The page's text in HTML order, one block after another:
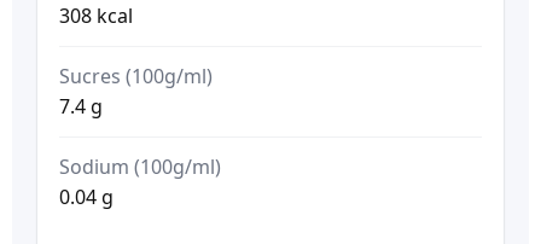
308 kcal
Sucres (100g/ml)
7.4 g
Sodium (100g/ml)
0.04 g